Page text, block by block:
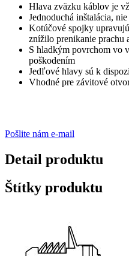
Hlava zväzku káblov je
Jednoduchá inštalácia,
Kotúčové spojky
znížilo prenikanie prachu
S hladkým povrchom vo
poškodením
Jedľové hlavy sú k
Vhodné pre závitové
Pošlite nám e-mail
Detail produktu
Štítky produktu